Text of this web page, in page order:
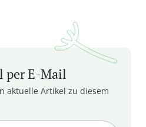
per E-Mail
aktuelle Artikel zu diesem